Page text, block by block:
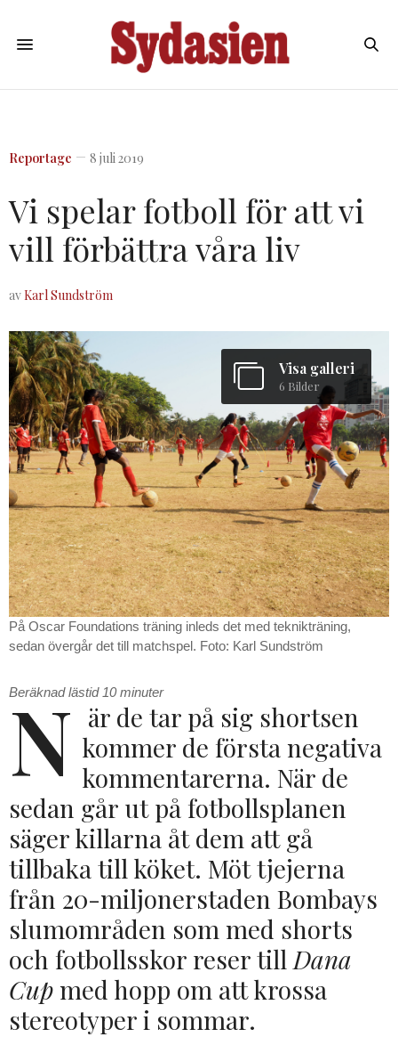
Reportage 8 juli 2019
Vi spelar fotboll för att vi
vill förbättra våra liv
avKarl Sundström
Visa galleri
6 Bilder
På Oscar Foundations träning inleds det med teknikträning,
sedan övergår det till matchspel. Foto: Karl Sundström
Beräknad lästid 10minuter
N är de tar på sig shortsen
kommer de första negativa
kommentarerna. När de
sedan går ut på fotbollsplanen
säger killarna åt dem att gå
tillbaka till köket. Möt tjejerna
från 20-miljonerstaden Bombays
slumområden som med shorts
och fotbollsskor reser till Dana
Cupmed hopp om att krossa
stereotyper i sommar.